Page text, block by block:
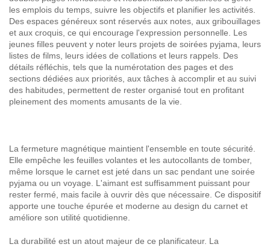
les emplois du temps, suivre les objectifs et planifier les activités.
Des espaces généreux sont réservés aux notes, aux gribouillages
et aux croquis, ce qui encourage l'expression personnelle. Les
jeunes filles peuvent y noter leurs projets de soirées pyjama, leurs
listes de films, leurs idées de collations et leurs rappels. Des
détails réfléchis, tels que la numérotation des pages et des
sections dédiées aux priorités, aux tâches à accomplir et au suivi
des habitudes, permettent de rester organisé tout en profitant
pleinement des moments amusants de la vie.
La fermeture magnétique maintient l'ensemble en toute sécurité.
Elle empêche les feuilles volantes et les autocollants de tomber,
même lorsque le carnet est jeté dans un sac pendant une soirée
pyjama ou un voyage. L'aimant est suffisamment puissant pour
rester fermé, mais facile à ouvrir dès que nécessaire. Ce dispositif
apporte une touche épurée et moderne au design du carnet et
améliore son utilité quotidienne.
La durabilité est un atout majeur de ce planificateur. La